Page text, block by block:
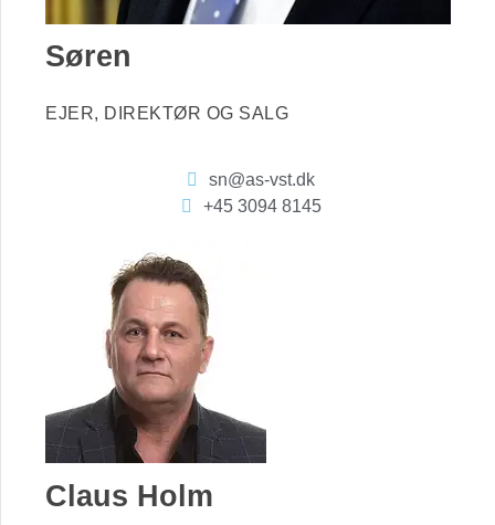
Søren
EJER, DIREKTØR OG SALG
sn@as-vst.dk
+45 3094 8145
Claus Holm